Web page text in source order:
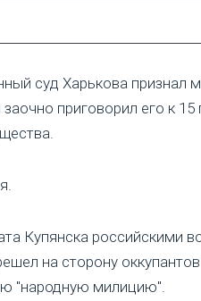
суд Харькова признал
приговорил его к 15
Купянска российскими
на сторону
"народную милицию".